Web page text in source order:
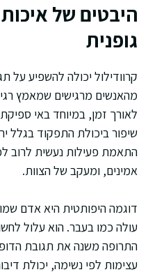
היבטים של איכות
גופנית
קרוודילול יכולה להשפיע
מהאנשים מרגישים שמאמץ
לאורך זמן, במיוחד באי
שיפור ביכולת התפקוד בגלל
התאמת פעילות נעשית לרוב
אמינים, ומעקב של הצוות.
דוגמה היפותטית היא אדם
עולה כמו בעבר. הוא עלול
התרופה משנה את תגובת
עצימות לפי נשימה, יכולת